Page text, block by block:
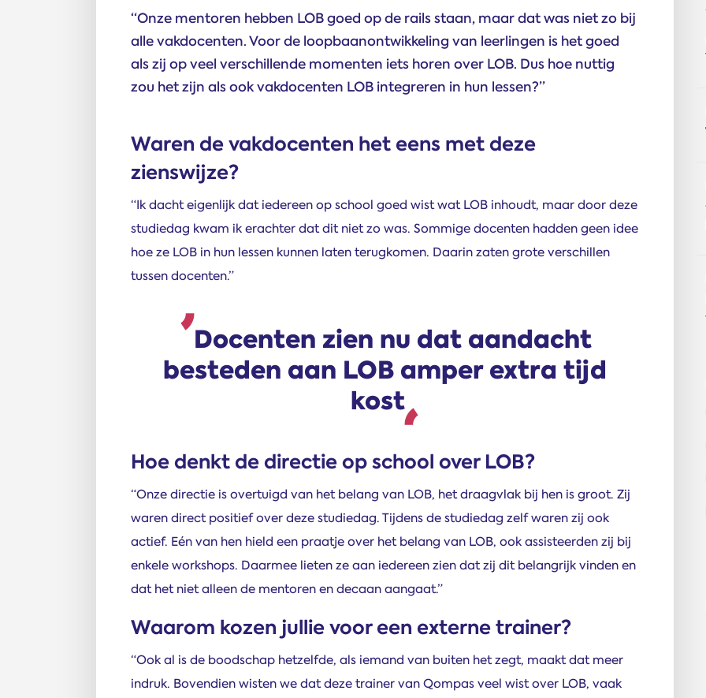
“Onze mentoren hebben LOB goed op de rails staan, maar dat was niet zo bij
alle vakdocenten. Voor de loopbaanontwikkeling van leerlingen is het goed
als zij op veel verschillende momenten iets horen over LOB. Dus hoe nuttig
zou het zijn als ook vakdocenten LOB integreren in hun lessen?”
Waren de vakdocenten het eens met deze
zienswijze?
“Ik dacht eigenlijk dat iedereen op school goed wist wat LOB inhoudt, maar door deze
studiedag kwam ik erachter dat dit niet zo was. Sommige docenten hadden geen idee
hoe ze LOB in hun lessen kunnen laten terugkomen. Daarin zaten grote verschillen
tussen docenten.”
Docenten zien nu dat aandacht
besteden aan LOB amper extra tijd
kost
Hoe denkt de directie op school over LOB?
“Onze directie is overtuigd van het belang van LOB, het draagvlak bij hen is groot. Zij
waren direct positief over deze studiedag. Tijdens de studiedag zelf waren zij ook
actief. Eén van hen hield een praatje over het belang van LOB, ook assisteerden zij bij
enkele workshops. Daarmee lieten ze aan iedereen zien dat zij dit belangrijk vinden en
dat het niet alleen de mentoren en decaan aangaat.”
Waarom kozen jullie voor een externe trainer?
“Ook al is de boodschap hetzelfde, als iemand van buiten het zegt, maakt dat meer
indruk. Bovendien wisten we dat deze trainer van Qompas veel wist over LOB, vaak